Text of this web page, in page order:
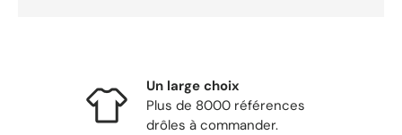
Un large choix
Plus de 8000 références
drôles à commander.